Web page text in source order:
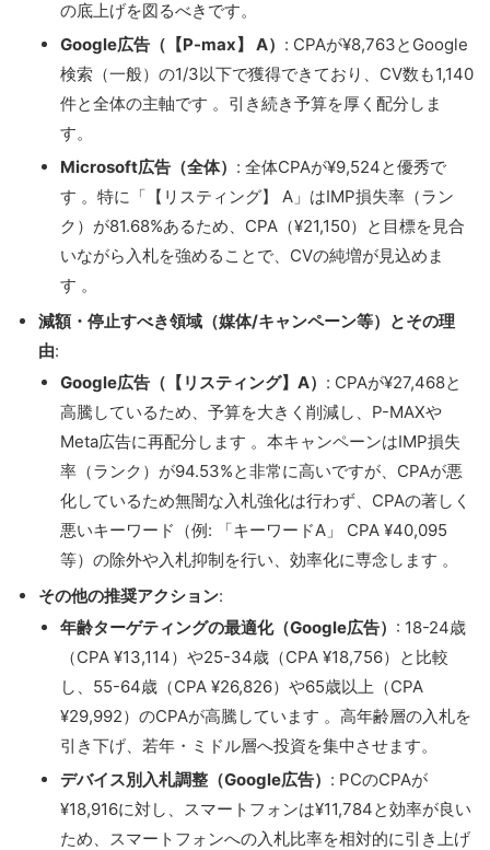
の底上げを図るべきです。
Google広告（【P-max】 A） : CPAが¥8,763とGoogle
検索（一般）の1/3以下で獲得できており、CV数も1,140
件と全体の主軸です 。引き続き予算を厚く配分しま
す。
Microsoft広告（全体） : 全体CPAが¥9,524と優秀で
す 。特に「【リスティング】 A」はIMP損失率（ラン
ク）が81.68%あるため、CPA（¥21,150）と目標を見合
いながら入札を強めることで、CVの純増が見込めま
す 。
減額・停止すべき領域（媒体/キャンペーン等）とその理
由:
Google広告（【リスティング】A） : CPAが¥27,468と
高騰しているため、予算を大きく削減し、P-MAXや
Meta広告に再配分します 。本キャンペーンはIMP損失
率（ランク）が94.53%と非常に高いですが、CPAが悪
化しているため無闇な入札強化は行わず、CPAの著しく
悪いキーワード（例: 「キーワードA」 CPA ¥40,095
等）の除外や入札抑制を行い、効率化に専念します 。
その他の推奨アクション:
年齢ターゲティングの最適化（Google広告） : 18-24歳
（CPA ¥13,114）や25-34歳（CPA ¥18,756）と比較
し、55-64歳（CPA ¥26,826）や65歳以上（CPA
¥29,992）のCPAが高騰しています 。高年齢層の入札を
引き下げ、若年・ミドル層へ投資を集中させます。
デバイス別入札調整（Google広告） : PCのCPAが
¥18,916に対し、スマートフォンは¥11,784と効率が良い
ため、スマートフォンへの入札比率を相対的に引き上げ